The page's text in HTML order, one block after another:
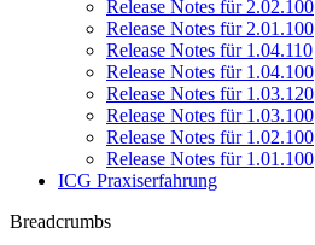
Release Notes für 2.02.100
Release Notes für 2.01.100
Release Notes für 1.04.110
Release Notes für 1.04.100
Release Notes für 1.03.120
Release Notes für 1.03.100
Release Notes für 1.02.100
Release Notes für 1.01.100
ICG Praxiserfahrung
Breadcrumbs